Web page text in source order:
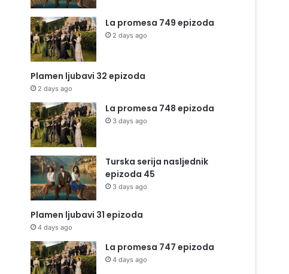
La promesa 749 epizoda
2 days ago
Plamen ljubavi 32 epizoda
2 days ago
La promesa 748 epizoda
3 days ago
Turska serija nasljednik
epizoda 45
3 days ago
Plamen ljubavi 31 epizoda
4 days ago
La promesa 747 epizoda
4 days ago